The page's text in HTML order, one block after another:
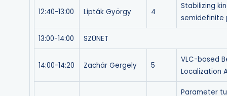
12:40-13:00 Lipták György 4
Stabilizing
semidefinite
13:00-14:00 SZÜNET
14:00-14:20 Zachár Gergely 5
VLC-based
Localization
Parameter